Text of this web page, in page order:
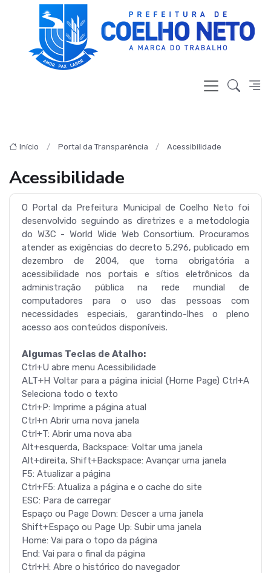
Início Portal da Transparência Acessibilidade
Acessibilidade
O Portal da Prefeitura Municipal de Coelho Neto foi
desenvolvido seguindo as diretrizes e a metodologia
do W3C - World Wide Web Consortium. Procuramos
atender as exigências do decreto 5.296, publicado em
dezembro de 2004, que torna obrigatória a
acessibilidade nos portais e sítios eletrônicos da
administração pública na rede mundial de
computadores para o uso das pessoas com
necessidades especiais, garantindo-lhes o pleno
acesso aos conteúdos disponíveis.
Algumas Teclas de Atalho:
Ctrl+U abre menu Acessibilidade
ALT+H Voltar para a página inicial (Home Page) Ctrl+A
Seleciona todo o texto
Ctrl+P: Imprime a página atual
Ctrl+n Abrir uma nova janela
Ctrl+T: Abrir uma nova aba
Alt+esquerda, Backspace: Voltar uma janela
Alt+direita, Shift+Backspace: Avançar uma janela
F5: Atualizar a página
Ctrl+F5: Atualiza a página e o cache do site
ESC: Para de carregar
Espaço ou Page Down: Descer a uma janela
Shift+Espaço ou Page Up: Subir uma janela
Home: Vai para o topo da página
End: Vai para o final da página
Ctrl+H: Abre o histórico do navegador